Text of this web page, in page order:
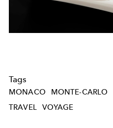
Tags
MONACO MONTE-CARLO
TRAVEL
VOYAGE